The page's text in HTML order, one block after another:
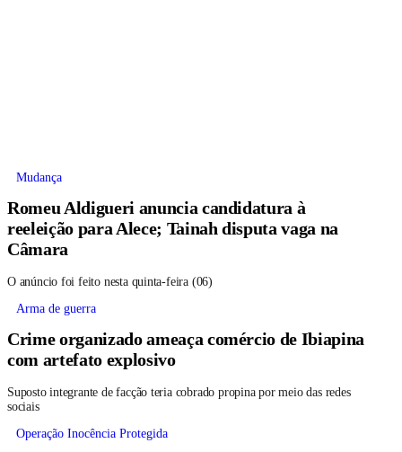
Mudança
Romeu Aldigueri anuncia candidatura à
reeleição para Alece; Tainah disputa vaga na
Câmara
O anúncio foi feito nesta quinta-feira (06)
Arma de guerra
Crime organizado ameaça comércio de Ibiapina
com artefato explosivo
Suposto integrante de facção teria cobrado propina por meio das redes
sociais
Operação Inocência Protegida